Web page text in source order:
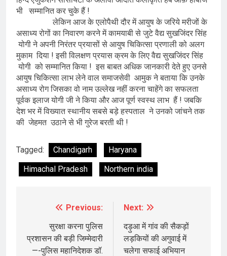
भी सम्मानित कर चुके हैं !
लेकिन आज के एलोपैथी दौर में आयुष के जरिये मरीजों के
असाध्य रोगों का निवारण करने में कामयाबी से जुटे वैद्य सुखजिंदर सिंह
योगी ने अपनी निरंतर प्रयासों से आयुष चिकित्सा प्रणाली को अलग
मुकाम दिया ! इसी विलक्षण प्रयास क्रम के लिए वैद्य सुखजिंदर सिंह
योगी को सम्मानित किया ! इस बाबत अधिक जानकारी देते हुए उनसे
आयुष चिकित्सा लाभ लेने वाल समाजसेवी आमुक ने बताया कि उनके
असाध्य रोग जिसका वो नाम उल्लेख नहीं करना चाहेंगे का सफलता
पूर्वक इलाज योगी जी ने किया और आज पूर्ण स्वस्थ लाभ हैं ! जबकि
देश भर में विख्यात स्थानीय सबसे बड़े हस्पताल ने उनको जांचने तक
की जेहमत उठाने से भी गुरेज बरती थी !
Tagged: Chandigarh
Haryana
Himachal Pradesh
Northern india
navigation
Previous:
सुरक्षा करना पुलिस
प्रशासन की बड़ी जिम्मेदारी
—-पुलिस महानिदेशक डॉ.
Next:
दड़ुआ में गांव की सैकड़ों
लड़कियों की अगुवाई में
चलेगा सफाई अभियान